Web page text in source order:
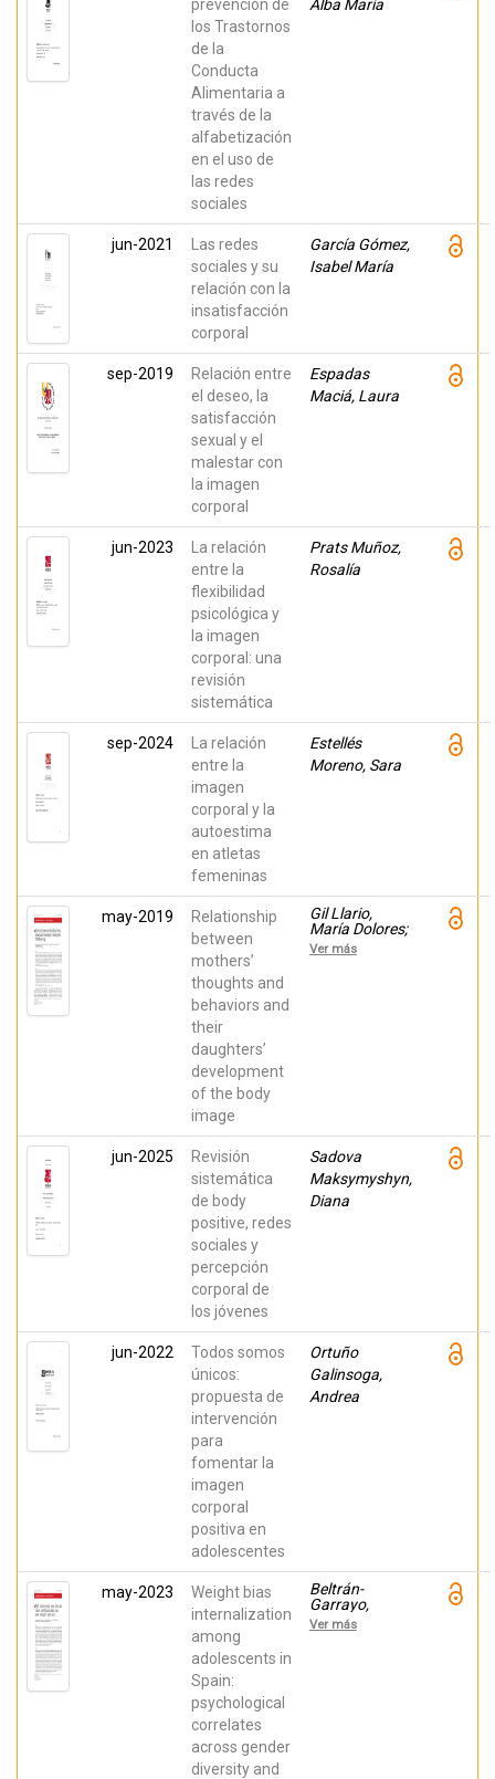
prevención de
los Trastornos
de la
Conducta
Alimentaria a
través de la
alfabetización
en el uso de
las redes
sociales
Alba María
jun-2021
Las redes
sociales y su
relación con la
insatisfacción
corporal
García Gómez,
Isabel María
sep-2019
Relación entre
el deseo, la
satisfacción
sexual y el
malestar con
la imagen
corporal
Espadas
Maciá, Laura
jun-2023
La relación
entre la
flexibilidad
psicológica y
la imagen
corporal: una
revisión
sistemática
Prats Muñoz,
Rosalía
sep-2024
La relación
entre la
imagen
corporal y la
autoestima
en atletas
femeninas
Estellés
Moreno, Sara
may-2019
Relationship
between
mothers’
thoughts and
behaviors and
their
daughters’
development
of the body
image
Gil Llario,
María Dolores;
Muñoz,
Verónica;
Ver más
jun-2025
Revisión
sistemática
de body
positive, redes
sociales y
percepción
corporal de
los jóvenes
Sadova
Maksymyshyn,
Diana
jun-2022
Todos somos
únicos:
propuesta de
intervención
para
fomentar la
imagen
corporal
positiva en
adolescentes
Ortuño
Galinsoga,
Andrea
may-2023
Weight bias
internalization
among
adolescents in
Spain:
psychological
correlates
across gender
diversity and
Beltrán-
Garrayo,
Lucía;
Rodríguez-
Ver más